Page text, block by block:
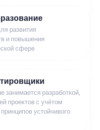
развития
и повышения
сфере
занимается разработкой,
проектов с учётом
устойчивого